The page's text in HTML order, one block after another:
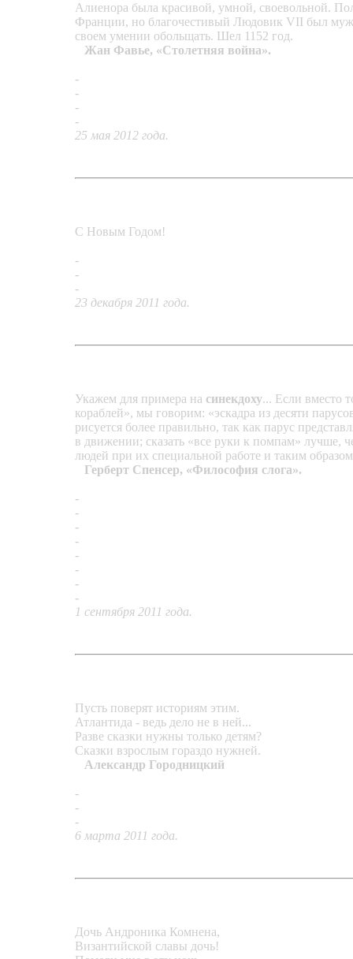
Алиенора была красивой, умной, своевольной.
Франции, но благочестивый Людовик VII был
своем умении обольщать. Шел 1152 год.
Жан Фавье, «Столетняя война».
-
-
-
-
25 мая 2012 года.
С Новым Годом!
-
-
-
23 декабря 2011 года.
Укажем для примера на синекдоху... Если вместо
кораблей», мы говорим: «эскадра из десяти
рисуется более правильно, так как парус
в движении; сказать «все руки к помпам» лучше,
людей при их специальной работе и таким
Герберт Спенсер, «Философия слога».
-
-
-
-
-
-
-
-
1 сентября 2011 года.
Пусть поверят историям этим.
Атлантида - ведь дело не в ней...
Разве сказки нужны только детям?
Сказки взрослым гораздо нужней.
Александр Городницкий
-
-
-
6 марта 2011 года.
Дочь Андроника Комнена,
Византийской славы дочь!